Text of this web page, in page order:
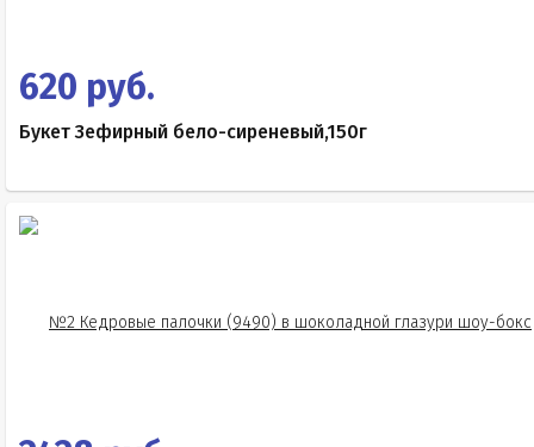
620 руб.
Букет Зефирный бело-сиреневый,150г